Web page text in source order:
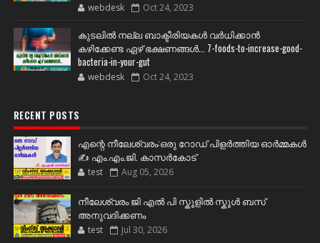
webdesk Oct 24, 2023
കുടലിൽ നല്ല ബാക്ടീരിയകൾ വര്‍ധിക്കാന്‍
കഴിക്കേണ്ട ഏഴ് ഭക്ഷണങ്ങള്‍... 7-foods-to-increase-good-
bacteria-in-your-gut
webdesk Oct 24, 2023
RECENT POSTS
എന്റെ നീലേശ്വരം:ഒരു റോഡ് പിളർത്തിയ ഓർമ്മകൾ
✍️ എം.എം.ജി. കാസർകോട്
test Aug 05, 2026
നീലേശ്വരം ജി എൽ പി സ്കൂളിൽ സ്കൂൾ ബസ്
അനുവദിക്കണം
test Jul 30, 2026